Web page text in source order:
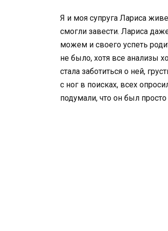
Я и моя супруга Лариса
смогли завести. Лариса
можем и своего успеть
не было, хотя все анализы
стала заботиться о ней,
с ног в поисках, всех
подумали, что он был